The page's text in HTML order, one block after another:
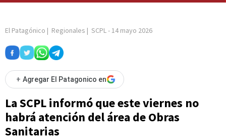
El Patagónico | Regionales | SCPL- 14 mayo 2026
+ Agregar El Patagonico en
La SCPL informó que este viernes no
habrá atención del área de Obras
Sanitarias